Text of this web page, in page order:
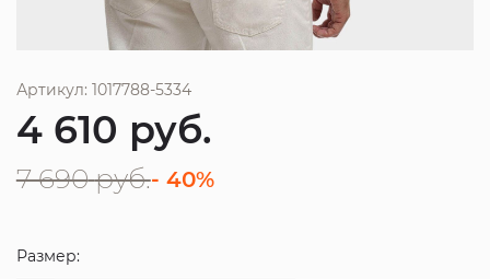
Артикул: 1017788-5334
4 610 руб.
7 690 руб.- 40%
Размер: